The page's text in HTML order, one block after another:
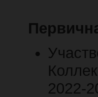
2022-